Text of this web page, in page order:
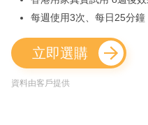
每週使用3次、每日25分鐘
立即選購
資料由客戶提供